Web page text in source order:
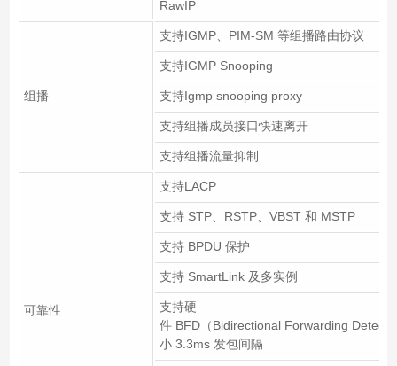
RawIP
组播
支持IGMP、PIM-SM 等组播路由协议
支持IGMP Snooping
支持Igmp snooping proxy
支持组播成员接口快速离开
支持组播流量抑制
可靠性
支持LACP
支持 STP、RSTP、VBST 和 MSTP
支持 BPDU 保护
支持 SmartLink 及多实例
支持硬
件 BFD（Bidirectional Forwarding
小 3.3ms 发包间隔